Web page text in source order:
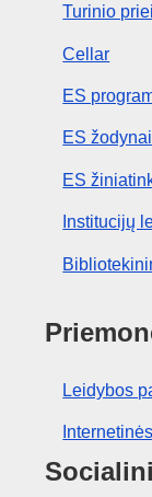
Turinio
Cellar
ES
ES žodynai
ES
Institucijų
Leidybos